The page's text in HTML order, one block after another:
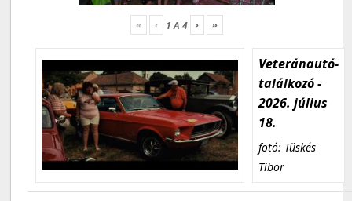
« ‹ 1A 4 › »
Veteránautó-
találkozó -
2026. július
18.
fotó: Tüskés
Tibor